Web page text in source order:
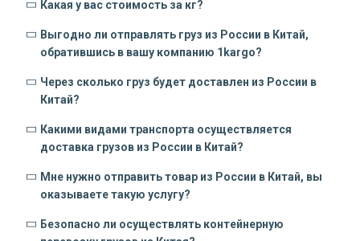
Какая у вас стоимость за кг?
Выгодно ли отправлять груз из России в Китай,
обратившись в вашу компанию 1kargo?
Через сколько груз будет доставлен из России в
Китай?
Какими видами транспорта осуществляется
доставка грузов из России в Китай?
Мне нужно отправить товар из России в Китай, вы
оказываете такую услугу?
Безопасно ли осуществлять контейнерную